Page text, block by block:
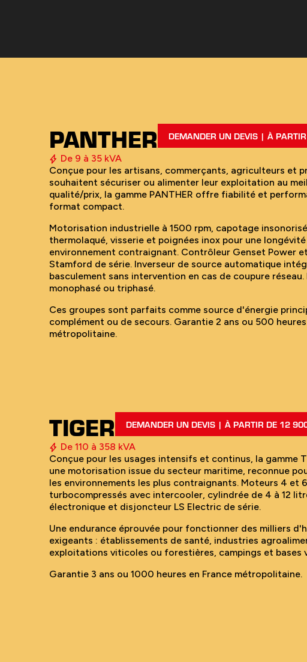
PANTHER DEMANDER UN DEVIS | À
De 9 à 35 kVA
Conçue pour les artisans, commerçants, agriculteurs et
souhaitent sécuriser ou alimenter leur exploitation au
qualité/prix, la gamme PANTHER offre fiabilité et
format compact.
Motorisation industrielle à 1500 rpm, capotage
thermolaqué, visserie et poignées inox pour une
environnement contraignant. Contrôleur Genset Power
Stamford de série. Inverseur de source automatique
basculement sans intervention en cas de coupure réseau.
monophasé ou triphasé.
Ces groupes sont parfaits comme source d'énergie
complément ou de secours. Garantie 2 ans ou 500
métropolitaine.
TIGER DEMANDER UN DEVIS | À PARTIR DE 12
De 110 à 358 kVA
Conçue pour les usages intensifs et continus, la gamme
une motorisation issue du secteur maritime, reconnue
les environnements les plus contraignants. Moteurs 4 et
turbocompressés avec intercooler, cylindrée de 4 à 12
électronique et disjoncteur LS Electric de série.
Une endurance éprouvée pour fonctionner des milliers
exigeants : établissements de santé, industries
exploitations viticoles ou forestières, campings et bases
Garantie 3 ans ou 1000 heures en France métropolitaine.